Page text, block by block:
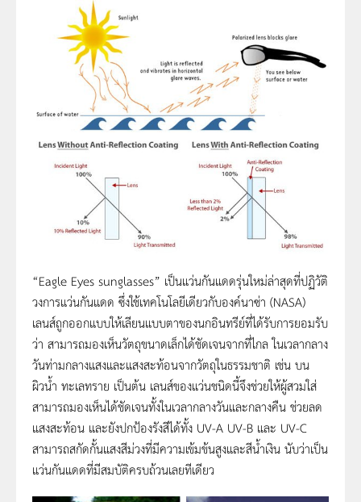
“Eagle Eyes sunglasses” เป็นแว่นกันแดดรุ่นใหม่ล่าสุดที่ปฏิวัติ
วงการแว่นกันแดด ซึ่งใช้เทคโนโลยีเดียวกับองค์นาซ่า (NASA)
เลนส์ถูกออกแบบให้เลียนแบบตาของนกอินทรีย์ที่ได้รับการยอมรับ
ว่า สามารถมองเห็นวัตถุขนาดเล็กได้ชัดเจนจากที่ไกล ในเวลากลาง
วันท่ามกลางแสงและแสงสะท้อนจากวัตถุในธรรมชาติ เช่น บน
ผิวน้ำ ทะเลทราย เป็นต้น เลนส์ของแว่นชนิดนี้จึงช่วยให้ผู้สวมใส่
สามารถมองเห็นได้ชัดเจนทั้งในเวลากลางวันและกลางคืน ช่วยลด
แสงสะท้อน และยังปกป้องรังสีได้ทั้ง UV-A UV-B และ UV-C
สามารถสกัดกั้นแสงสีม่วงที่มีความเข้มข้นสูงและสีน้ำเงิน นับว่าเป็น
แว่นกันแดดที่มีสมบัติครบถ้วนเลยทีเดียว